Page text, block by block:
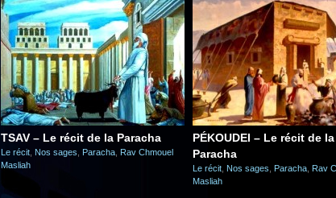
TSAV – Le récit de la Paracha
Le récit Nos sages Paracha Rav Chmouel
Masliah
PÉKOUDEI – Le récit de la
Paracha
Le récit Nos sages Paracha Rav
Masliah